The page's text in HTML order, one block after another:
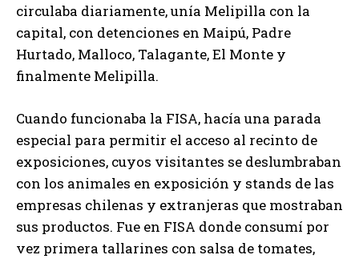
circulaba diariamente, unía Melipilla con la
capital, con detenciones en Maipú, Padre
Hurtado, Malloco, Talagante, El Monte y
finalmente Melipilla.
Cuando funcionaba la FISA, hacía una parada
especial para permitir el acceso al recinto de
exposiciones, cuyos visitantes se deslumbraban
con los animales en exposición y stands de las
empresas chilenas y extranjeras que mostraban
sus productos. Fue en FISA donde consumí por
vez primera tallarines con salsa de tomates,